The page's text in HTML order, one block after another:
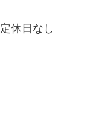
休日なし